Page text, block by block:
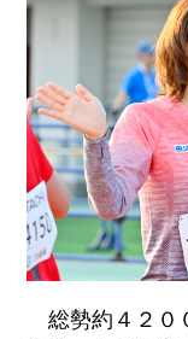
総勢約４２０